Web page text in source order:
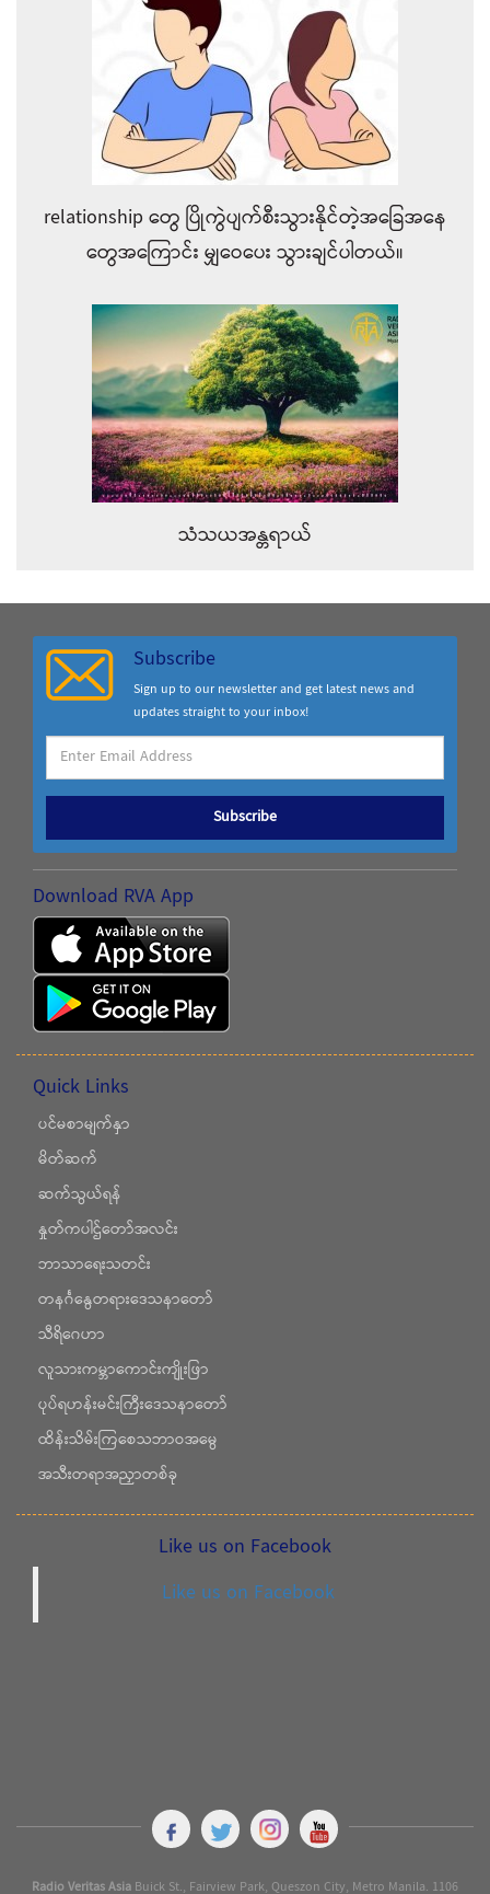
relationship တွေ ပြိုကွဲပျက်စီးသွားနိုင်တဲ့အခြေအနေ
တွေအကြောင်း မျှဝေပေး သွားချင်ပါတယ်။
သံသယအန္တရာယ်
Subscribe
Sign up to our newsletter and get latest news and
updates straight to your inbox!
Subscribe
Download RVA App
Quick Links
ပင်မစာမျက်နှာ
မိတ်ဆက်
ဆက်သွယ်ရန်
နှုတ်ကပါဌ်တော်အလင်း
ဘာသာရေးသတင်း
တနင်္ဂနွေတရားဒေသနာတော်
သီရိဂေဟာ
လူသားကမ္ဘာကောင်းကျိုးဖြာ
ပုပ်ရဟန်းမင်းကြီးဒေသနာတော်
ထိန်းသိမ်းကြစေသဘာဝအမွေ
အသီးတရာအညှာတစ်ခု
Like us on Facebook
Like us on Facebook
Radio Veritas AsiaBuick St., Fairview Park, Queszon City, Metro Manila. 1106